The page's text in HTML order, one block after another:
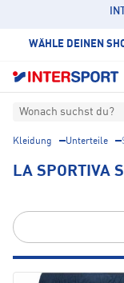
WÄHLE DEINEN
Wonach suchst du?
Kleidung Unterteile
LA SPORTIVA